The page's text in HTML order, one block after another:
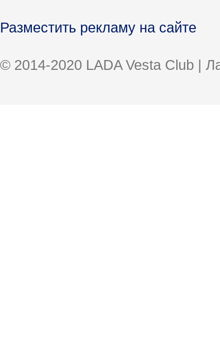
Разместить рекламу на сайте
© 2014-2020 LADA Vesta Club |